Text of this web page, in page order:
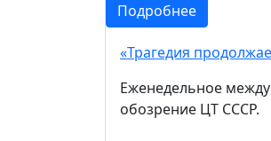
Подробнее
«Трагедия
Еженедельное
обозрение ЦТ СССР.